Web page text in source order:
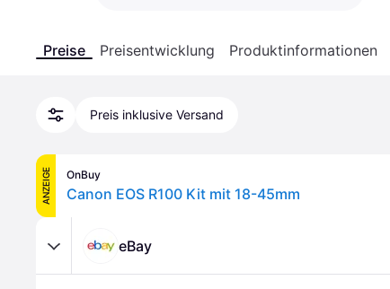
Preise Preisentwicklung Produktinformationen
Preis inklusive Versand
ANZEIGE OnBuy
Canon EOS R100 Kit mit 18-45mm
eBay